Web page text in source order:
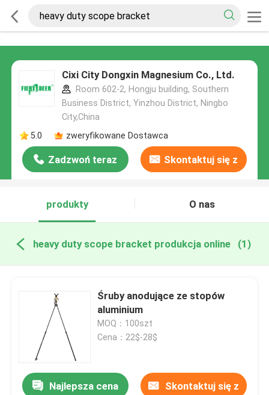
Cixi City Dongxin Magnesium Co., Ltd.
Room 602-2, Hongju building, Southern
Business District, Yinzhou District, Ningbo
City,China
5.0
zweryfikowane Dostawca
Zadzwoń teraz Skontaktuj się z
produkty
O nas
heavy duty scope bracket produkcja online (1)
Śruby anodujące ze stopów
aluminium
MOQ：100szt
Cena：22$-28$
Najlepsza cena Skontaktuj się z